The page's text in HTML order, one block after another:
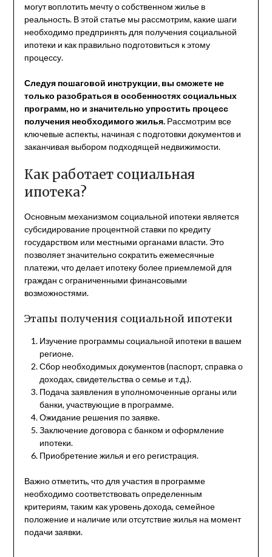
могут воплотить мечту о собственном жилье в
реальность. В этой статье мы рассмотрим, какие шаги
необходимо предпринять для получения социальной
ипотеки и как правильно подготовиться к этому
процессу.
Следуя пошаговой инструкции, вы сможете не
только разобраться в особенностях социальных
программ, но и значительно упростить процесс
получения необходимого жилья.Рассмотрим все
ключевые аспекты, начиная с подготовки документов и
заканчивая выбором подходящей недвижимости.
Как работает социальная
ипотека?
Основным механизмом социальной ипотеки является
субсидирование процентной ставки по кредиту
государством или местными органами власти. Это
позволяет значительно сократить ежемесячные
платежи, что делает ипотеку более приемлемой для
граждан с ограниченными финансовыми
возможностями.
Этапы получения социальной ипотеки
Изучение программы социальной ипотеки в вашем
регионе.
Сбор необходимых документов (паспорт, справка о
доходах, свидетельства о семье и т.д.).
Подача заявления в уполномоченные органы или
банки, участвующие в программе.
Ожидание решения по заявке.
Заключение договора с банком и оформление
ипотеки.
Приобретение жилья и его регистрация.
Важно отметить, что для участия в программе
необходимо соответствовать определенным
критериям, таким как уровень дохода, семейное
положение и наличие или отсутствие жилья на момент
подачи заявки.